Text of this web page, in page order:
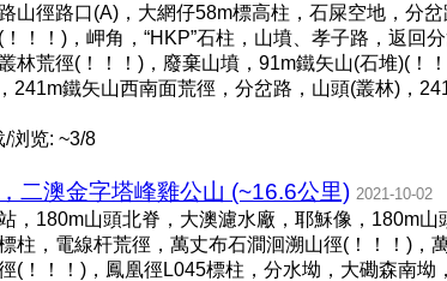
山徑路口(A)，大網仔58m標高柱，石屎空地，分
！！)，岬角，“HKP”石柱，山墳、孝子路，返
林荒徑(！！！)，廢棄山墳，91m鐵矢山(石堆)(！
241m鐵矢山西南面荒徑，分岔路，山頭(叢林)，
/浏览: ~3/8
二澳金字塔峰雞公山 (~16.6公里) 2021-10-02
，180m山頭北脊，大澳濾水廠，耶穌像，180m
柱，電線杆荒徑，萬丈布石澗洄溯山徑(！！！)，
(！！！)，鳳凰徑L045標柱，分水坳，大磡森南坳